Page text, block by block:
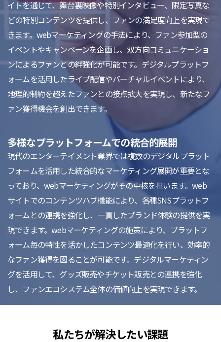
イトを通じて、舞台裏映像や特別インタビュー、限定写真な
どの特別コンテンツを提供し、ファンの満足度向上を実現で
きます。webマーケティングの手法により、ファン参加型の
イベントやキャンペーンを企画し、双方向コミュニケーショ
ンによるファンとの絆強化が可能です。デジタルプラットフ
ォームを活用したライブ配信やバーチャルイベントにより、
地理的制約を超えたファンとの接点拡大を実現し、新たなフ
ァン獲得機会を創出できます。
多様なプラットフォームでの統合的展開
現代のエンターテイメント業界では複数のデジタルプラット
フォームを活用した統合的なマーケティング展開が重要とな
っており、webマーケティングがその中核を担います。web
サイトでのコンテンツハブ機能により、各種SNSプラットフ
ォームとの連携を強化し、一貫したブランド体験の提供を実
現できます。webマーケティングの施策により、プラットフ
ォーム毎の特性を活かしたコンテンツ最適化を行い、効率的
なファン獲得を図ることが可能です。デジタルマーケティン
グを活用して、グッズ販売やチケット販売との連携を強化
し、ファンエコシステム全体の価値向上を実現できます。
私たちが解決したい課題